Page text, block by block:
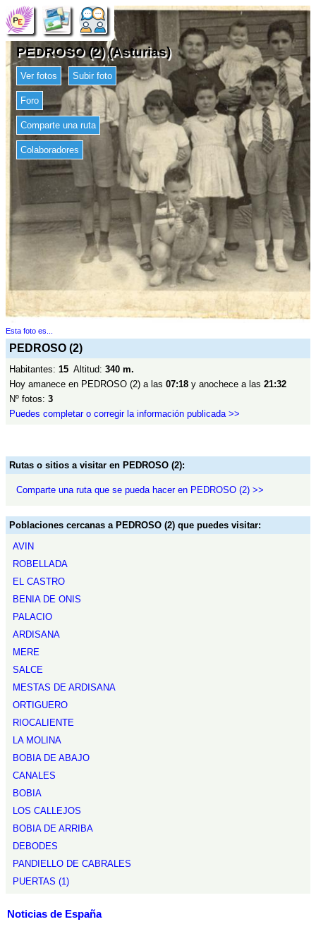
PEDROSO (2) (Asturias)
Ver fotos Subir foto
Foro
Comparte una ruta
Colaboradores
Esta foto es...
PEDROSO (2)
Habitantes: 15 Altitud: 340 m.
Hoy amanece en PEDROSO (2) a las 07:18 y anochece a las 21:32
Nº fotos: 3
Puedes completar o corregir la información publicada >>
Rutas o sitios a visitar en PEDROSO (2):
Comparte una ruta que se pueda hacer en PEDROSO (2) >>
Poblaciones cercanas a PEDROSO (2) que puedes visitar:
AVIN
ROBELLADA
EL CASTRO
BENIA DE ONIS
PALACIO
ARDISANA
MERE
SALCE
MESTAS DE ARDISANA
ORTIGUERO
RIOCALIENTE
LA MOLINA
BOBIA DE ABAJO
CANALES
BOBIA
LOS CALLEJOS
BOBIA DE ARRIBA
DEBODES
PANDIELLO DE CABRALES
PUERTAS (1)
Noticias de España